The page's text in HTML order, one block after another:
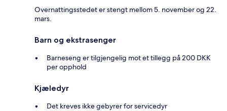
Overnattingsstedet er stengt mellom 5. november og 22.
mars.
Barn og ekstrasenger
Barneseng er tilgjengelig mot et tillegg på 200 DKK
per opphold
Kjæledyr
Det kreves ikke gebyrer for servicedyr